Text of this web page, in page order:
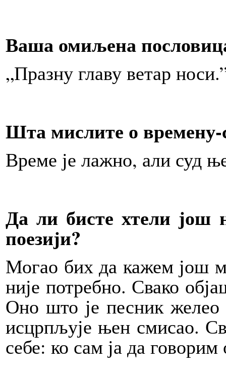
Ваша омиљена
„Празну главу ветар
Шта мислите о времену-
Време је лажно, али суд
Да ли бисте хтели још
поезији?
Могао бих да кажем још
није потребно. Свако
Оно што је песник
исцрпљује њен смисао.
себе: ко сам ја да говорим